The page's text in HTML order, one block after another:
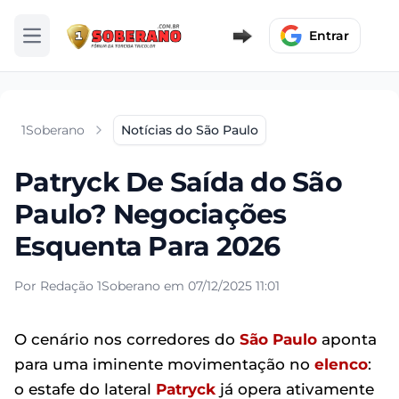
Abrir menu Entrar
1Soberano Notícias do São Paulo
Patryck De Saída do São
Paulo? Negociações
Esquenta Para 2026
Por Redação 1Soberano em 07/12/2025 11:01
O cenário nos corredores do São Paulo aponta
para uma iminente movimentação no elenco:
o estafe do lateral Patryck já opera ativamente